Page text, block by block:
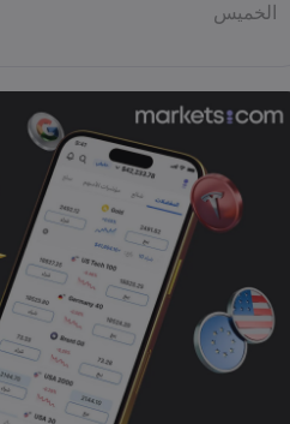
الخميس